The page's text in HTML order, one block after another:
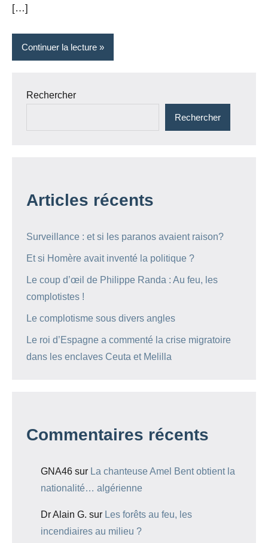
[…]
Continuer la lecture
Rechercher
Rechercher
Articles récents
Surveillance : et si les paranos avaient raison?
Et si Homère avait inventé la politique ?
Le coup d’œil de Philippe Randa : Au feu, les
complotistes !
Le complotisme sous divers angles
Le roi d’Espagne a commenté la crise migratoire
dans les enclaves Ceuta et Melilla
Commentaires récents
GNA46 sur La chanteuse Amel Bent obtient la
nationalité… algérienne
Dr Alain G. sur Les forêts au feu, les
incendiaires au milieu ?